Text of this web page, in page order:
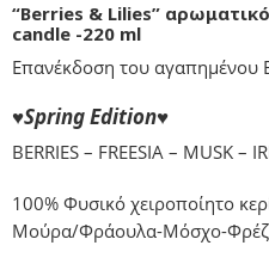
“Berries & Lilies”
candle -220 ml
Επανέκδοση του αγαπημένου
♥SpringEdition♥
BERRIES – FREESIA – MUSK –
100% Φυσικό χειροποίητο
Μούρα/Φράουλα-Μόσχο-